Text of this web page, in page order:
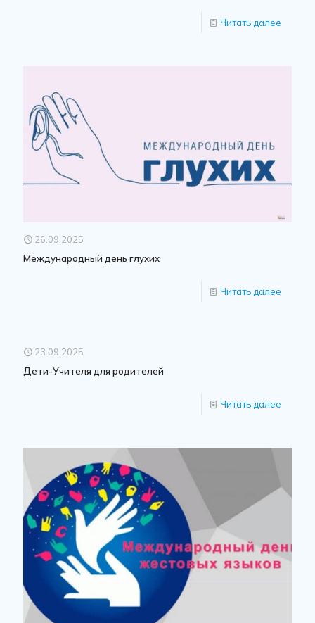
Читать далее
26.09.2025
Международный день глухих
Читать далее
23.09.2025
Дети-Учителя для родителей
Читать далее